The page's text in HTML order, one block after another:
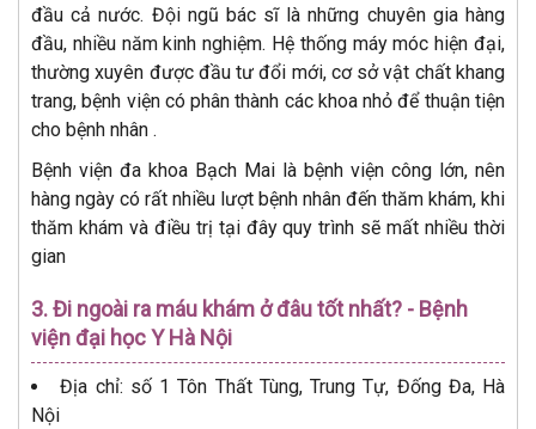
đầu cả nước. Đội ngũ bác sĩ là những chuyên gia hàng
đầu, nhiều năm kinh nghiệm. Hệ thống máy móc hiện đại,
thường xuyên được đầu tư đổi mới, cơ sở vật chất khang
trang, bệnh viện có phân thành các khoa nhỏ để thuận tiện
cho bệnh nhân .
Bệnh viện đa khoa Bạch Mai là bệnh viện công lớn, nên
hàng ngày có rất nhiều lượt bệnh nhân đến thăm khám, khi
thăm khám và điều trị tại đây quy trình sẽ mất nhiều thời
gian
3. Đi ngoài ra máu khám ở đâu tốt nhất? - Bệnh
viện đại học Y Hà Nội
Địa chỉ: số 1 Tôn Thất Tùng, Trung Tự, Đống Đa, Hà
Nội